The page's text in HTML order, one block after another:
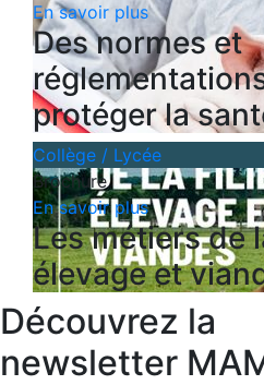
En savoir plus
Des normes et
protéger la
Collège / Lycée
Brochure
En savoir plus
Les métiers de
élevage et
Découvrez la
newsletter